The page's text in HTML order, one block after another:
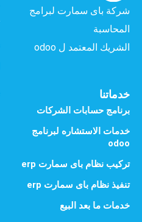
شركة باى سمارت لبرامج
المحاسبة
الشريك المعتمد ل odoo
خدماتنا
برنامج حسابات الشركات
خدمات الاستشاره لبرنامج
odoo
تركيب نظام باى سمارت erp
تنفيذ نظام باى سمارت erp
خدمات ما بعد البيع